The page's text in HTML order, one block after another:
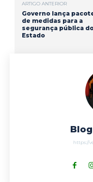
k
p
ARTIGO ANTERIOR
Governo lança
de medidas para a
segurança pública
Estado
https://